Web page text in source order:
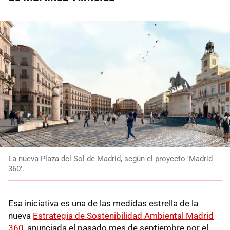
La nueva Plaza del Sol de Madrid, según el proyecto 'Madrid
360'.
Esa iniciativa es una de las medidas estrella de la
nueva Estrategia de Sostenibilidad Ambiental Madrid